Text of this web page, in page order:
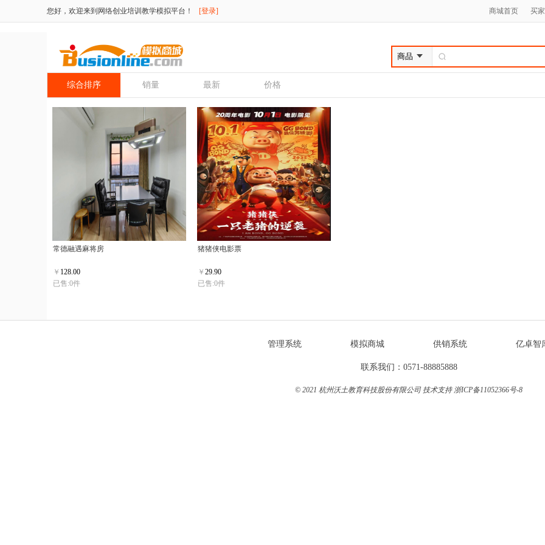
您好，欢迎来到网络创业培训教学模拟平台！ [登录] 商城首页 买
综合排序 销量 最新 价格
常德融遇麻将房
￥ 128.00
已售:0件
猪猪侠电影票
￥ 29.90
已售:0件
管理系统 模拟商城 供销系统 亿卓智
联系我们：0571-88885888
© 2021 杭州沃土教育科技股份有限公司 技术支持 浙ICP备11052366号-8